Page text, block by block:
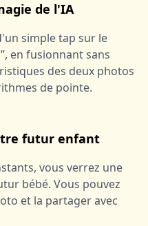
de l'IA
simple tap sur le
en fusionnant sans
des deux photos
de pointe.
futur enfant
vous verrez une
bébé. Vous pouvez
et la partager avec